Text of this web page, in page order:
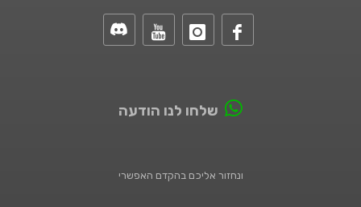
שלחו לנו הודעה
ונחזור אליכם בהקדם האפשרי